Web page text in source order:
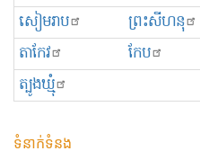
សៀមរាប
ព្រះសីហនុ
តាកែវ
កែប
ត្បូងឃ្មុំ
ទំនាក់ទំនង